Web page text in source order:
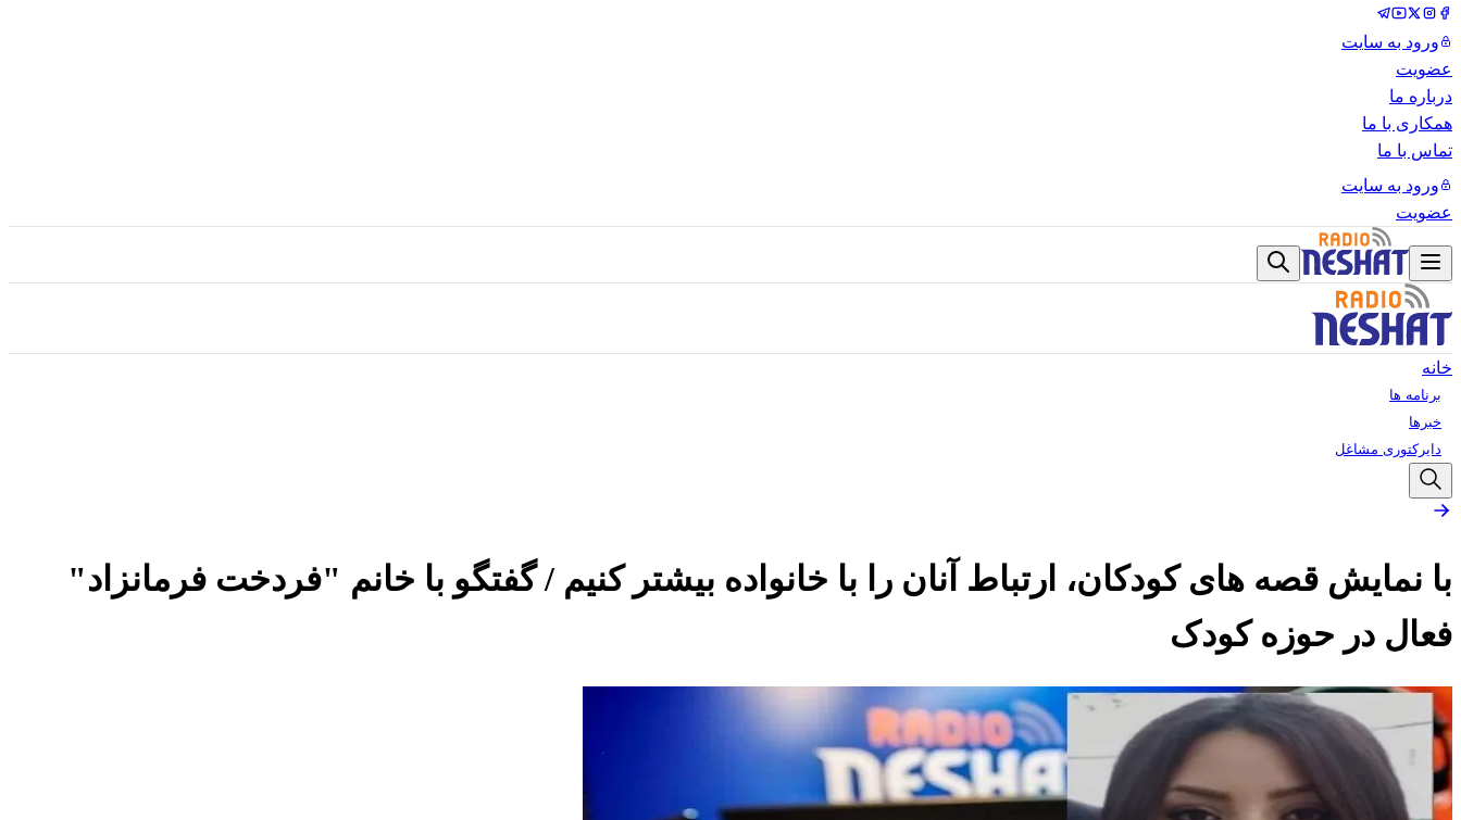
ورود به سایت
عضویت
درباره ما
همکاری با ما
تماس با ما
ورود به سایت
عضویت
خانه
برنامه ها
خبرها
دایرکتوری مشاغل
با نمایش قصه های کودکان، ارتباط آنان را با خانواده بیشتر کنیم / گفتگو با خانم "فردخت فرمانزاد"
فعال در حوزه کودک